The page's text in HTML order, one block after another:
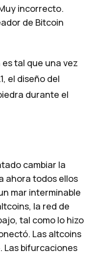
incorrecto.
de Bitcoin
tal que una vez
el diseño del
durante el
cambiar la
ahora todos ellos
mar interminable
la red de
tal como lo hizo
Las altcoins
Las bifurcaciones